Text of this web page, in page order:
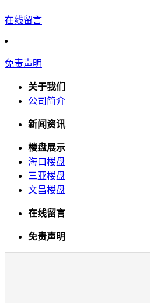
在线留言
免责声明
关于我们
公司简介
新闻资讯
楼盘展示
海口楼盘
三亚楼盘
文昌楼盘
在线留言
免责声明